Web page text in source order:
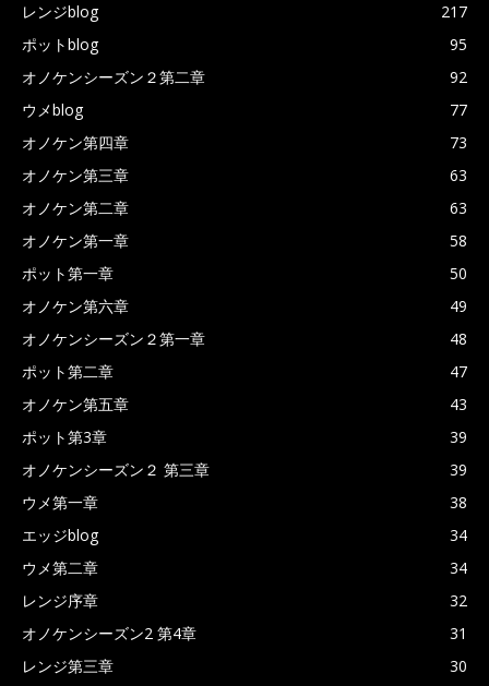
レンジblog
217
ポットblog
95
オノケンシーズン２第二章
92
ウメblog
77
オノケン第四章
73
オノケン第三章
63
オノケン第二章
63
オノケン第一章
58
ポット第一章
50
オノケン第六章
49
オノケンシーズン２第一章
48
ポット第二章
47
オノケン第五章
43
ポット第3章
39
オノケンシーズン２ 第三章
39
ウメ第一章
38
エッジblog
34
ウメ第二章
34
レンジ序章
32
オノケンシーズン2 第4章
31
レンジ第三章
30